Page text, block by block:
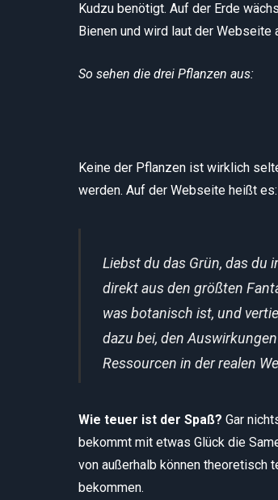
Kudzu benötigt. Auf der Erde
Bienen und wird laut der
So sehen die drei Pflanzen aus:
Keine der Pflanzen ist wirklich
werden. Auf der Webseite heißt es:
Liebst du das Grün, das du
direkt aus den größten
was botanisch ist, und
dazu bei, den
Ressourcen in der realen
Wie teuer ist der Spaß? Gar
bekommt mit etwas Glück die
von außerhalb können theoretisch
bekommen.